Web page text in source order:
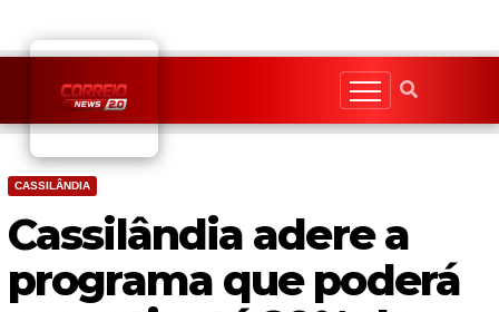
content
CASSILÂNDIA
Cassilândia adere a
programa que poderá